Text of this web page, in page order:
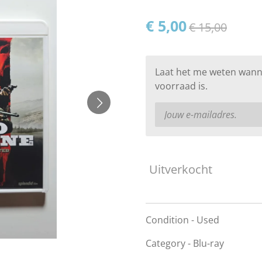
€ 5,00€ 15,00
Laat het me weten
voorraad is.
Uitverkocht
Condition - Used
Category - Blu-ray